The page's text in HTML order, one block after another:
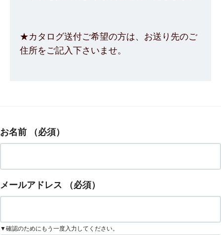
★カタログ送付ご希望の方は、お送り先のご
住所をご記入下さいませ。
お名前 （必須）
メールアドレス （必須）
▼確認のためにもう一度入力してください。